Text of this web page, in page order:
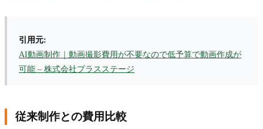
引用元:
AI動画制作｜動画撮影費用が不要なので低予算で動画作成が
可能 – 株式会社プラスステージ
従来制作との費用比較